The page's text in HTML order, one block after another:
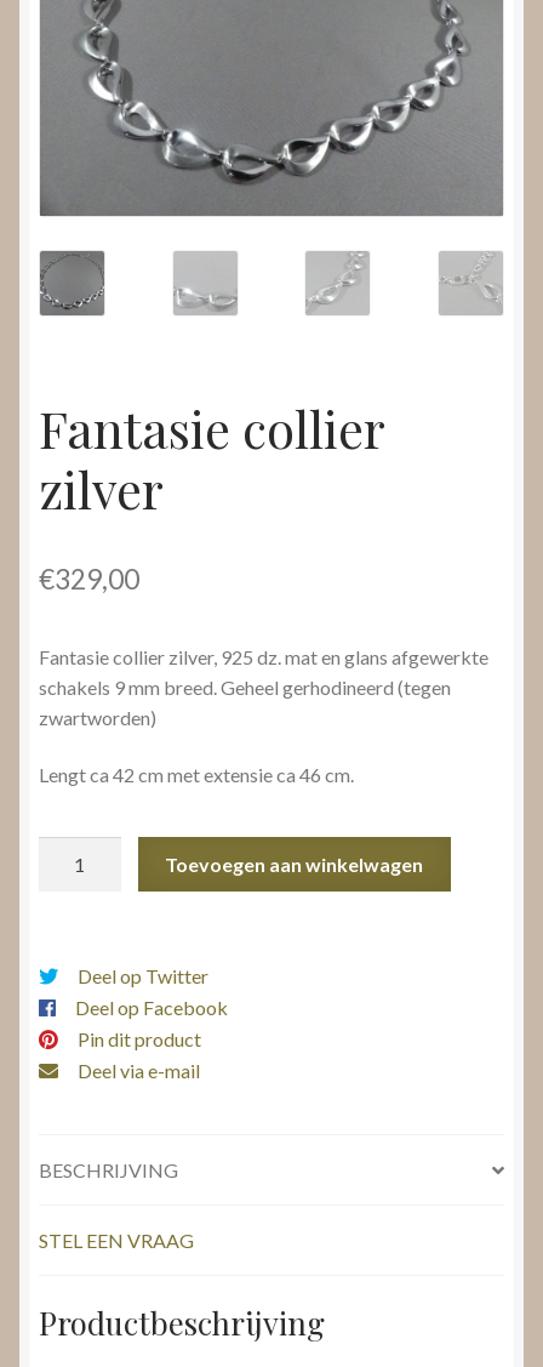
Nieuws
Video’s
Submenu
uitvouwen
Fantasie collier
zilver
€329,00
Fantasie collier zilver, 925 dz. mat en glans afgewerkte
schakels 9 mm breed. Geheel gerhodineerd (tegen
zwartworden)
Lengt ca 42 cm met extensie ca 46 cm.
Toevoegen aan winkelwagen
Deel op Twitter
Deel op Facebook
Pin dit product
Deel via e-mail
BESCHRIJVING
STEL EEN VRAAG
Productbeschrijving